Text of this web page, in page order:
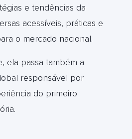
e tendências da
acessíveis, práticas e
o mercado nacional.
ela passa também a
responsável por
do primeiro